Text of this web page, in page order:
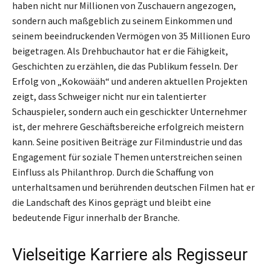
haben nicht nur Millionen von Zuschauern angezogen,
sondern auch maßgeblich zu seinem Einkommen und
seinem beeindruckenden Vermögen von 35 Millionen Euro
beigetragen. Als Drehbuchautor hat er die Fähigkeit,
Geschichten zu erzählen, die das Publikum fesseln. Der
Erfolg von „Kokowääh“ und anderen aktuellen Projekten
zeigt, dass Schweiger nicht nur ein talentierter
Schauspieler, sondern auch ein geschickter Unternehmer
ist, der mehrere Geschäftsbereiche erfolgreich meistern
kann. Seine positiven Beiträge zur Filmindustrie und das
Engagement für soziale Themen unterstreichen seinen
Einfluss als Philanthrop. Durch die Schaffung von
unterhaltsamen und berührenden deutschen Filmen hat er
die Landschaft des Kinos geprägt und bleibt eine
bedeutende Figur innerhalb der Branche.
Vielseitige Karriere als Regisseur